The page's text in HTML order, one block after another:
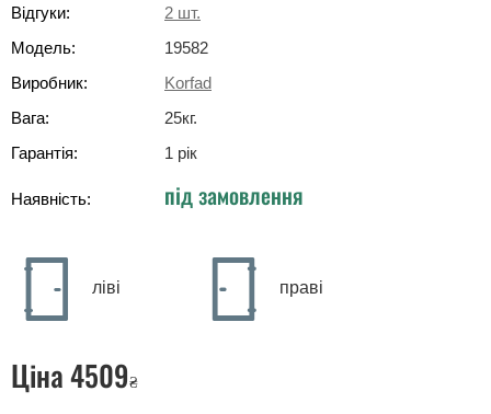
Відгуки:
2 шт.
Модель:
19582
Виробник:
Korfad
Вага:
25кг.
Гарантія:
1 рік
Наявність: під замовлення
ліві праві
Ціна4509₴